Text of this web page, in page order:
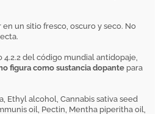
en un sitio fresco, oscuro y seco. No
del código mundial antidopaje,
figura como sustancia dopante para
Ethyl alcohol, Cannabis sativa seed
oil, Pectin, Mentha piperitha oil,